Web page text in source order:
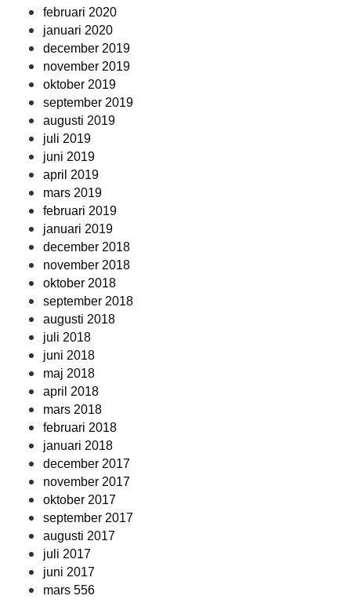
februari 2020
januari 2020
december 2019
november 2019
oktober 2019
september 2019
augusti 2019
juli 2019
juni 2019
april 2019
mars 2019
februari 2019
januari 2019
december 2018
november 2018
oktober 2018
september 2018
augusti 2018
juli 2018
juni 2018
maj 2018
april 2018
mars 2018
februari 2018
januari 2018
december 2017
november 2017
oktober 2017
september 2017
augusti 2017
juli 2017
juni 2017
mars 556